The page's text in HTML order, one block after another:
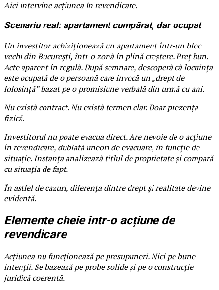
Aici intervine acțiunea în revendicare.
Scenariu real: apartament cumpărat, dar ocupat
Un investitor achiziționează un apartament într-un bloc
vechi din București, într-o zonă în plină creștere. Preț bun.
Acte aparent în regulă. După semnare, descoperă că locuința
este ocupată de o persoană care invocă un „drept de
folosință” bazat pe o promisiune verbală din urmă cu ani.
Nu există contract. Nu există termen clar. Doar prezența
fizică.
Investitorul nu poate evacua direct. Are nevoie de o acțiune
în revendicare, dublată uneori de evacuare, în funcție de
situație. Instanța analizează titlul de proprietate și compară
cu situația de fapt.
În astfel de cazuri, diferența dintre drept și realitate devine
evidentă.
Elemente cheie într-o acțiune de
revendicare
Acțiunea nu funcționează pe presupuneri. Nici pe bune
intenții. Se bazează pe probe solide și pe o construcție
juridică coerentă.